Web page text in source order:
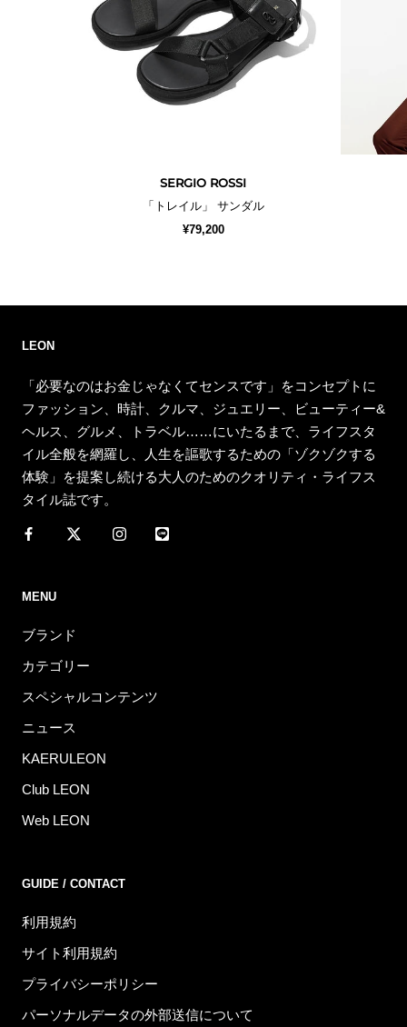
SERGIO ROSSI
「トレイル」 サンダル
¥79,200
LEON
「必要なのはお金じゃなくてセンスです」をコンセプトに
ファッション、時計、クルマ、ジュエリー、ビューティー&
ヘルス、グルメ、トラベル……にいたるまで、ライフスタ
イル全般を網羅し、人生を謳歌するための「ゾクゾクする
体験」を提案し続ける大人のためのクオリティ・ライフス
タイル誌です。
MENU
ブランド
カテゴリー
スペシャルコンテンツ
ニュース
KAERULEON
Club LEON
Web LEON
GUIDE / CONTACT
利用規約
サイト利用規約
プライバシーポリシー
パーソナルデータの外部送信について